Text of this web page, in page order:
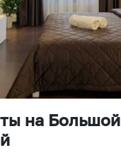
на Большой